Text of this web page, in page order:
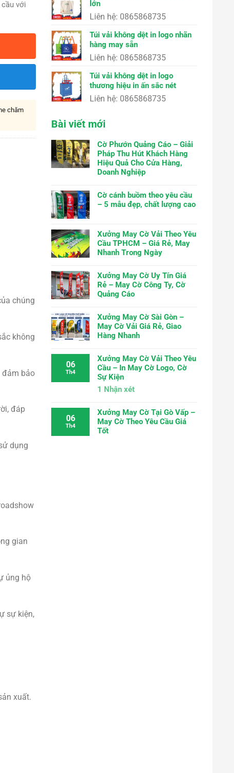
lớn
Liên hệ: 0865868735
Túi vải không dệt in logo nhãn
hàng may sẵn
Liên hệ: 0865868735
Túi vải không dệt in logo
thương hiệu in ấn sắc nét
Liên hệ: 0865868735
Bài viết mới
Cờ Phướn Quảng Cáo – Giải
Pháp Thu Hút Khách Hàng
Hiệu Quả Cho Cửa Hàng,
Doanh Nghiệp
Cờ cánh buồm theo yêu cầu
– 5 mẫu đẹp, chất lượng cao
Xưởng May Cờ Vải Theo Yêu
Cầu TPHCM – Giá Rẻ, May
Nhanh Trong Ngày
Xưởng May Cờ Uy Tín Giá
Rẻ – May Cờ Công Ty, Cờ
Quảng Cáo
Xưởng May Cờ Sài Gòn –
May Cờ Vải Giá Rẻ, Giao
Hàng Nhanh
06
Th4
Xưởng May Cờ Vải Theo Yêu
Cầu – In May Cờ Logo, Cờ
Sự Kiện
1 Nhận xét
06
Th4
Xưởng May Cờ Tại Gò Vấp –
May Cờ Theo Yêu Cầu Giá
Tốt
với
chăm
chúng
không
đảm bảo
đáp
dụng
gian
ủng hộ
sự kiện,
xuất.